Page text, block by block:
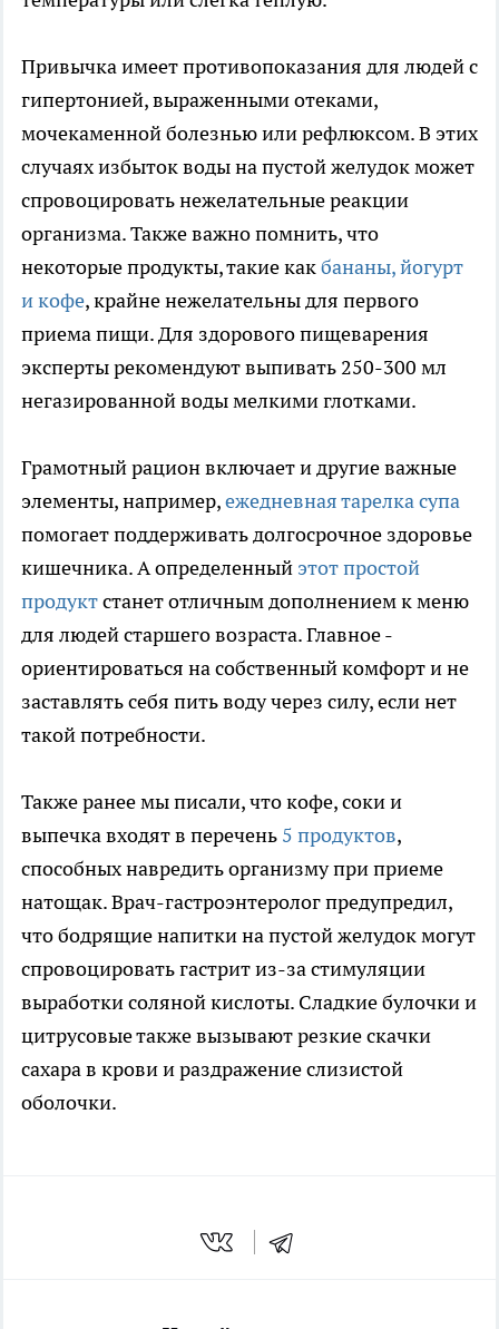
Привычка имеет противопоказания для людей с
гипертонией, выраженными отеками,
мочекаменной болезнью или рефлюксом. В этих
случаях избыток воды на пустой желудок может
спровоцировать нежелательные реакции
организма. Также важно помнить, что
некоторые продукты, такие какбананы, йогурт
и кофе, крайне нежелательны для первого
приема пищи. Для здорового пищеварения
эксперты рекомендуют выпивать 250-300 мл
негазированной воды мелкими глотками.
Грамотный рацион включает и другие важные
элементы, например,ежедневная тарелка супа
помогает поддерживать долгосрочное здоровье
кишечника. А определенный этот простой
продуктстанет отличным дополнением к меню
для людей старшего возраста. Главное -
ориентироваться на собственный комфорт и не
заставлять себя пить воду через силу, если нет
такой потребности.
Также ранее мы писали, что кофе, соки и
выпечка входят в перечень 5 продуктов,
способных навредить организму при приеме
натощак. Врач-гастроэнтеролог предупредил,
что бодрящие напитки на пустой желудок могут
спровоцировать гастрит из-за стимуляции
выработки соляной кислоты. Сладкие булочки и
цитрусовые также вызывают резкие скачки
сахара в крови и раздражение слизистой
оболочки.